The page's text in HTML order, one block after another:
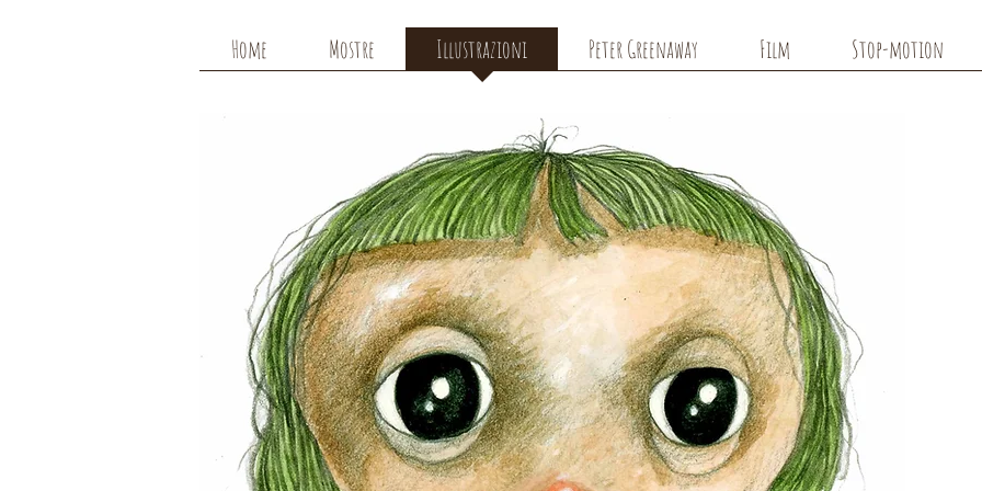
Home Mostre Illustrazioni Peter Greenaway Film Stop-motion